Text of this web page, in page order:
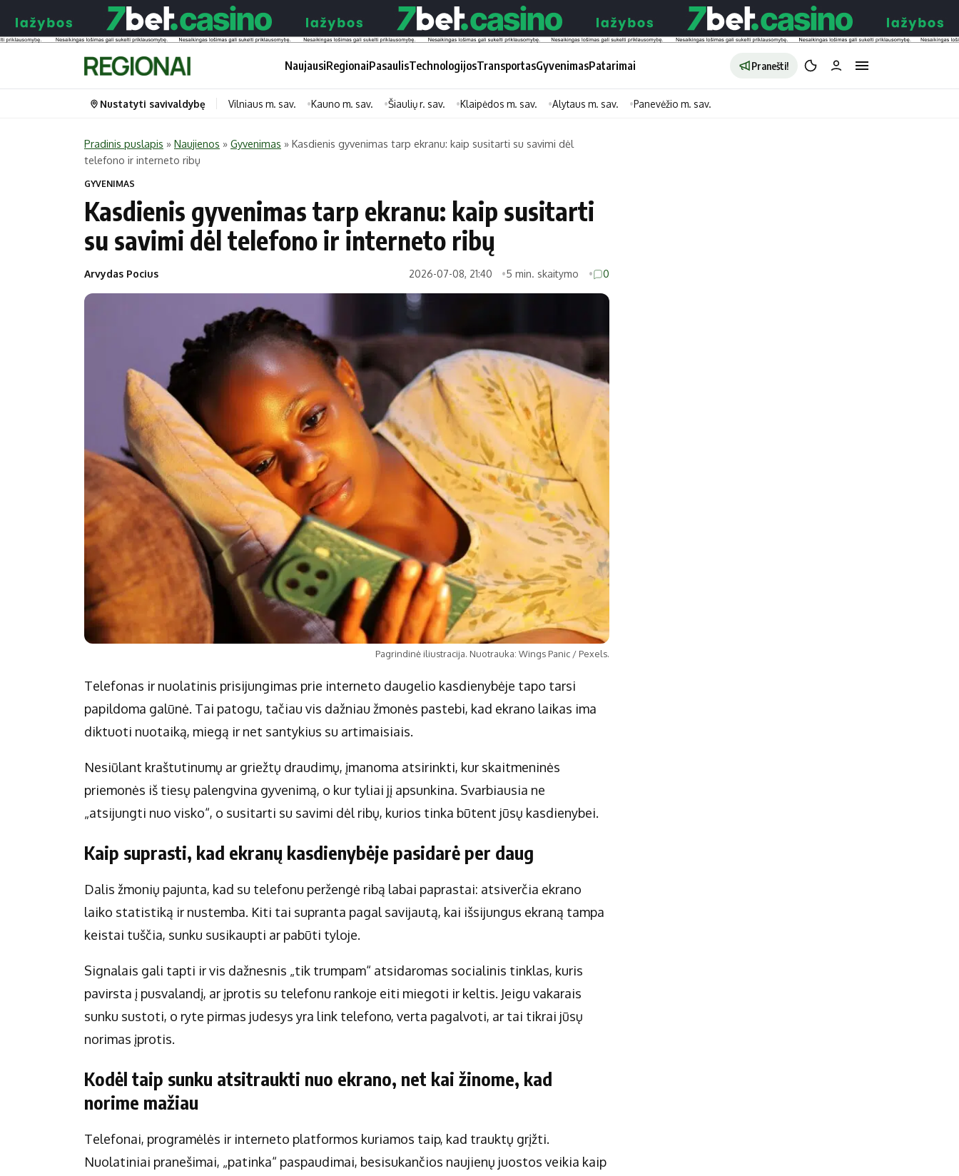
NaujausiRegionaiPasaulisTechnologijosTransportasGyvenimasPatarimai Pranešti!
Portalas
Savivaldybės
Naujausi
Dirbtinis intelektas
Gineso rekordai
Gyvenimas
Horoskopai
Sveikata
Technologijos
Indėlių palūkanos
Dienos naujienos
Ekonomikos naujienos
Kauno miesto
Klaipėdos miesto
Alytaus miesto
Marijampolės
Utenos rajono
Prienų rajono
Nustatyti savivaldybę Vilniaus m. sav. Kauno m. sav. Šiaulių r. sav. Klaipėdos m. sav. Alytaus m. sav. Panevėžio m. sav.
Pradinis puslapis » Naujienos » Gyvenimas » Kasdienis gyvenimas tarp ekranu: kaip susitarti su savimi dėl
telefono ir interneto ribų
GYVENIMAS
Kasdienis gyvenimas tarp ekranu: kaip susitarti
su savimi dėl telefono ir interneto ribų
Arvydas Pocius 2026-07-08, 21:40 5 min. skaitymo 0
Pagrindinė iliustracija. Nuotrauka: Wings Panic / Pexels.
Telefonas ir nuolatinis prisijungimas prie interneto daugelio kasdienybėje tapo tarsi
papildoma galūnė. Tai patogu, tačiau vis dažniau žmonės pastebi, kad ekrano laikas ima
diktuoti nuotaiką, miegą ir net santykius su artimaisiais.
Nesiūlant kraštutinumų ar griežtų draudimų, įmanoma atsirinkti, kur skaitmeninės
priemonės iš tiesų palengvina gyvenimą, o kur tyliai jį apsunkina. Svarbiausia ne
„atsijungti nuo visko“, o susitarti su savimi dėl ribų, kurios tinka būtent jūsų kasdienybei.
Kaip suprasti, kad ekranų kasdienybėje pasidarė per daug
Dalis žmonių pajunta, kad su telefonu peržengė ribą labai paprastai: atsiverčia ekrano
laiko statistiką ir nustemba. Kiti tai supranta pagal savijautą, kai išsijungus ekraną tampa
keistai tuščia, sunku susikaupti ar pabūti tyloje.
Signalais gali tapti ir vis dažnesnis „tik trumpam“ atsidaromas socialinis tinklas, kuris
pavirsta į pusvalandį, ar įprotis su telefonu rankoje eiti miegoti ir keltis. Jeigu vakarais
sunku sustoti, o ryte pirmas judesys yra link telefono, verta pagalvoti, ar tai tikrai jūsų
norimas įprotis.
Kodėl taip sunku atsitraukti nuo ekrano, net kai žinome, kad
norime mažiau
Telefonai, programėlės ir interneto platformos kuriamos taip, kad trauktų grįžti.
Nuolatiniai pranešimai, „patinka“ paspaudimai, besisukančios naujienų juostos veikia kaip